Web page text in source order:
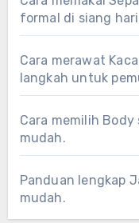
formal di siang hari
Cara merawat
langkah untuk
Cara memilih
mudah.
Panduan lengkap
mudah.